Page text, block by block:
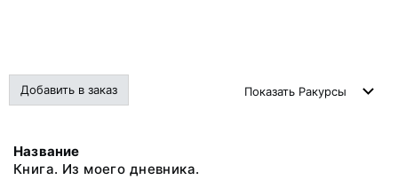
Добавить в заказ Показать Ракурсы
Название
Книга. Из моего дневника.